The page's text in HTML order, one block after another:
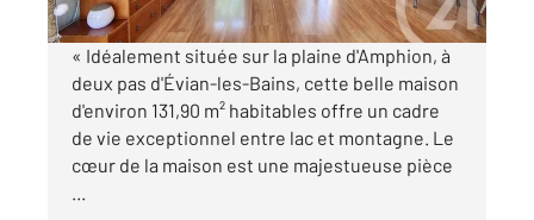
« Idéalement située sur la plaine d'Amphion, à
deux pas d'Évian-les-Bains, cette belle maison
d'environ 131,90 m² habitables offre un cadre
de vie exceptionnel entre lac et montagne. Le
cœur de la maison est une majestueuse pièce
...